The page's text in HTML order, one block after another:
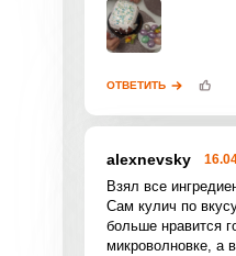
ОТВЕТИТЬ
alexnevsky
Взял все
Сам кулич по
больше нравится
микроволновке, а